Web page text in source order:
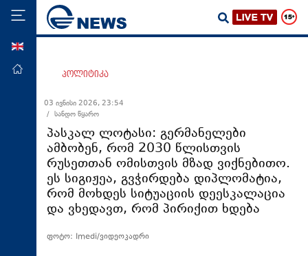
მთავარი
ეკონომიკა
მსოფლიო
ჯანდაცვა
საზოგადოება
სამართალი
პოლიტიკა
03 ივნისი 2026, 23:54
/ სანდო წყარო
პასკალ ლოტასი: გერმანელები
ამბობენ, რომ 2030 წლისთვის
რუსეთთან ომისთვის მზად ვიქნებითო.
ეს სიგიჟეა, გვჭირდება დიპლომატია,
რომ მოხდეს სიტუაციის დეესკალაცია
და ვხედავთ, რომ პირიქით ხდება
ფოტო: Imedi/ვიდეოკადრი